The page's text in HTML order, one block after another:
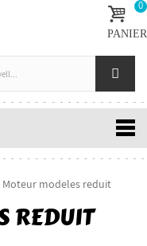
0
PANIER
Moteur modeles reduit
REDUIT